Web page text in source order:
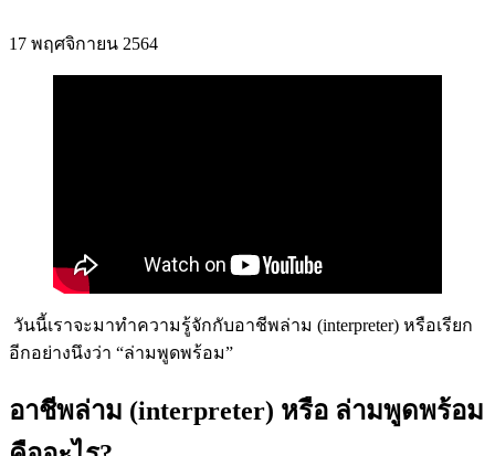
17 พฤศจิกายน 2564
วันนี้เราจะมาทำความรู้จักกับอาชีพล่าม (interpreter) หรือเรียก
อีกอย่างนึงว่า “ล่ามพูดพร้อม”
อาชีพล่าม (interpreter) หรือ ล่ามพูดพร้อม